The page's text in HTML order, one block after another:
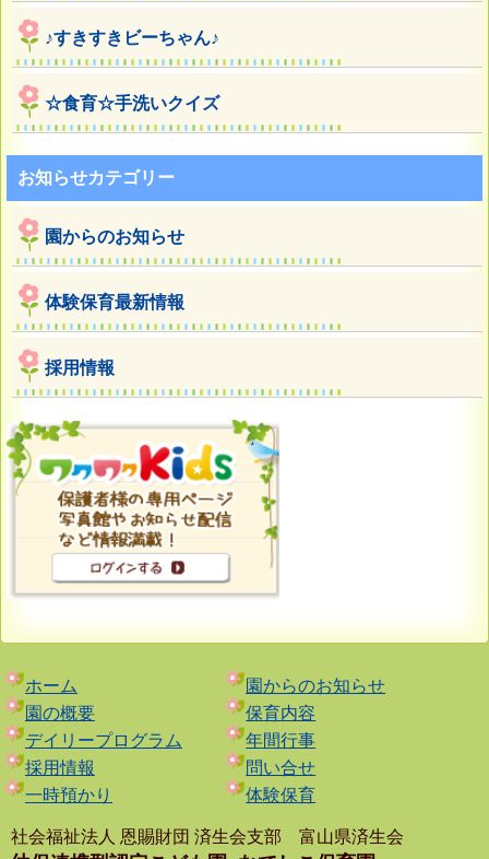
♪すきすきビーちゃん♪
☆食育☆手洗いクイズ
お知らせカテゴリー
園からのお知らせ
体験保育最新情報
採用情報
ホーム
園からのお知らせ
園の概要
保育内容
デイリープログラム
年間行事
採用情報
問い合せ
一時預かり
体験保育
社会福祉法人 恩賜財団 済生会支部 富山県済生会